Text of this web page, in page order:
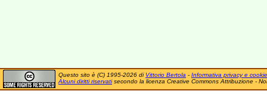
Questo sito è (C) 1995-2026 di Vittorio Bertola - Informativa privacy e cookie
Alcuni diritti riservatisecondo la licenza Creative Commons Attribuzione -